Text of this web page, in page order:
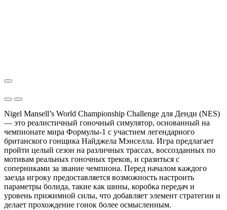
Nigel Mansell’s World Championship Challenge для Денди (NES)
— это реалистичный гоночный симулятор, основанный на
чемпионате мира Формулы-1 с участием легендарного
британского гонщика Найджела Мэнселла. Игра предлагает
пройти целый сезон на различных трассах, воссозданных по
мотивам реальных гоночных треков, и сразиться с
соперниками за звание чемпиона. Перед началом каждого
заезда игроку предоставляется возможность настроить
параметры болида, такие как шины, коробка передач и
уровень прижимной силы, что добавляет элемент стратегии и
делает прохождение гонок более осмысленным.